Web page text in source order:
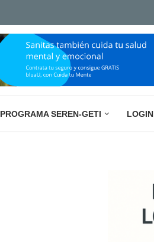
PROGRAMA SEREN-GETI LOGIN